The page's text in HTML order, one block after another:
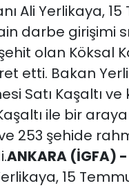
Ali Yerlikaya,
darbe girişimi
olan Köksal
etti. Bakan
Satı Kaşaltı ve
ile bir
253 şehide
ANKARA (İGFA) -
15